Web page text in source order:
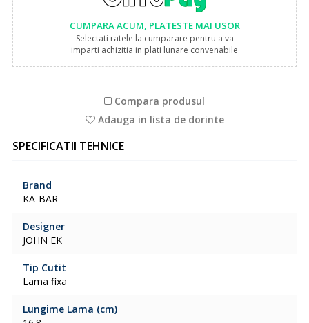
CUMPARA ACUM, PLATESTE MAI USOR
Selectati ratele la cumparare pentru a va
imparti achizitia in plati lunare convenabile
Compara produsul
Adauga in lista de dorinte
SPECIFICATII TEHNICE
Brand
KA-BAR
Designer
JOHN EK
Tip Cutit
Lama fixa
Lungime Lama (cm)